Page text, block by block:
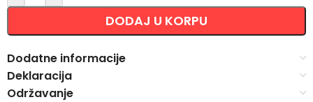
DODAJ U KORPU
Dodatne informacije
Deklaracija
Održavanje